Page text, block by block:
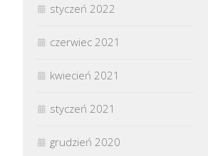
styczeń 2022
czerwiec 2021
kwiecień 2021
styczeń 2021
grudzień 2020